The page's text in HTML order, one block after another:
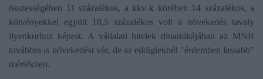
összességében 11 százalékos, a kkv-k körében 14 százalékos, a
kötvényekkel együtt 18,5 százalékos volt a növekedés tavaly
ilyenkorhoz képest. A vállalati hitelek dinamikájában az MNB
továbbra is növekedést vár, de az eddigieknél "érdemben lassabb"
mértékben.